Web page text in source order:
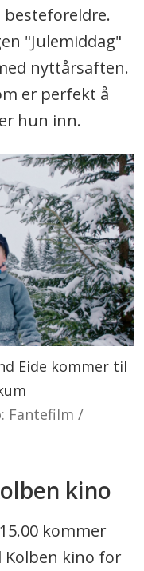
besteforeldre.
"Julemiddag"
nyttårsaften.
er perfekt å
hun inn.
Eide kommer til
Fantefilm /
kino
kommer
Kolben kino for